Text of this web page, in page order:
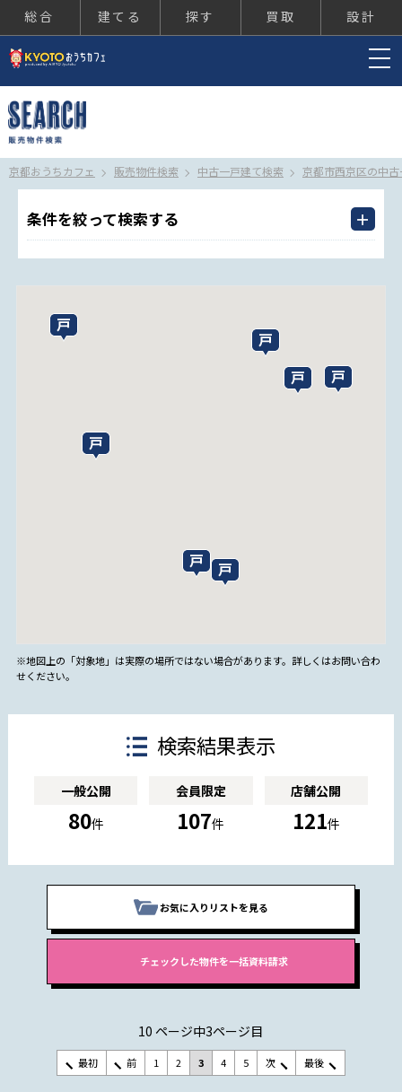
総合 建てる 探す 買取 設計
京都おうちカフェ 販売物件検索 中古一戸建て検索 京都市西京区の中
条件を絞って検索する
※地図上の「対象地」は実際の場所ではない場合があります。詳しくはお問い合わ
せください。
検索結果表示
一般公開
80件
会員限定
107件
店舗公開
121件
お気に入りリストを見る
10 ページ中3ページ目
最初 前 1 2 3 4 5 次 最後